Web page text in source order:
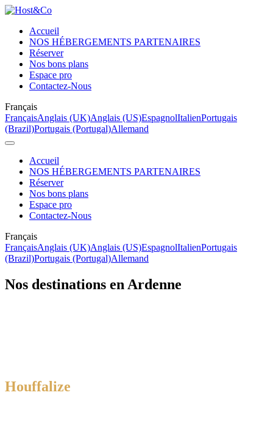
Accueil
NOS HÉBERGEMENTS PARTENAIRES
Réserver
Nos bons plans
Espace pro
Contactez-Nous
Français
FrançaisAnglais (UK)Anglais (US)EspagnolItalienPortugais
(Brazil)Portugais (Portugal)Allemand
Accueil
NOS HÉBERGEMENTS PARTENAIRES
Réserver
Nos bons plans
Espace pro
Contactez-Nous
Français
FrançaisAnglais (UK)Anglais (US)EspagnolItalienPortugais
(Brazil)Portugais (Portugal)Allemand
Nos destinations en Ardenne
Houffalize